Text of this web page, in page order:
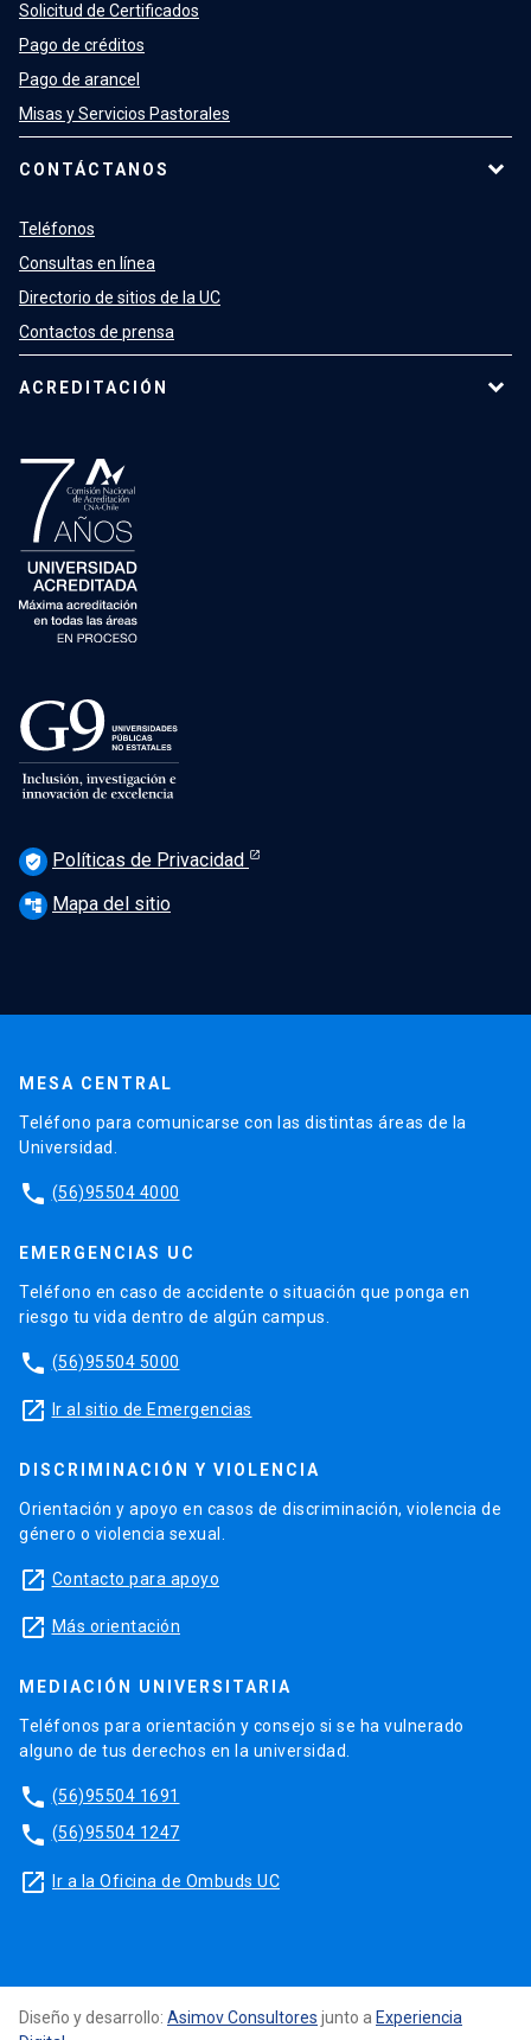
Solicitud de Certificados
Pago de créditos
Pago de arancel
Misas y Servicios Pastorales
CONTÁCTANOS
Teléfonos
Consultas en línea
Directorio de sitios de la UC
Contactos de prensa
ACREDITACIÓN
verified_user Políticas de Privacidad
account_tree Mapa del sitio
MESA CENTRAL
Teléfono para comunicarse con las distintas áreas de la
Universidad.
phone (56)95504 4000
EMERGENCIAS UC
Teléfono en caso de accidente o situación que ponga en
riesgo tu vida dentro de algún campus.
phone (56)95504 5000
launch Ir al sitio de Emergencias
DISCRIMINACIÓN Y VIOLENCIA
Orientación y apoyo en casos de discriminación, violencia de
género o violencia sexual.
launch Contacto para apoyo
launch Más orientación
MEDIACIÓN UNIVERSITARIA
Teléfonos para orientación y consejo si se ha vulnerado
alguno de tus derechos en la universidad.
phone (56)95504 1691
phone (56)95504 1247
launch Ir a la Oficina de Ombuds UC
Diseño y desarrollo: Asimov Consultores junto a Experiencia